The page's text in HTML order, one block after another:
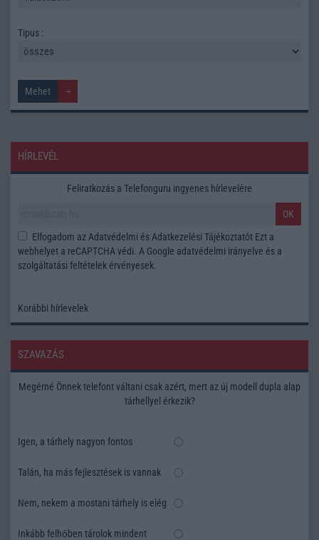
Tipus :
HÍRLEVÉL
Feliratkozás a Telefonguru ingyenes hírlevelére
OK
Elfogadom az Adatvédelmi és Adatkezelési Tájékoztatót Ezt a
webhelyet a reCAPTCHA védi. A Google adatvédelmi irányelve és a
szolgáltatási feltételek érvényesek.
Korábbi hírlevelek
SZAVAZÁS
Megérné Önnek telefont váltani csak azért, mert az új modell dupla alap
tárhellyel érkezik?
Igen, a tárhely nagyon fontos
Talán, ha más fejlesztések is vannak
Nem, nekem a mostani tárhely is elég
Inkább felhőben tárolok mindent